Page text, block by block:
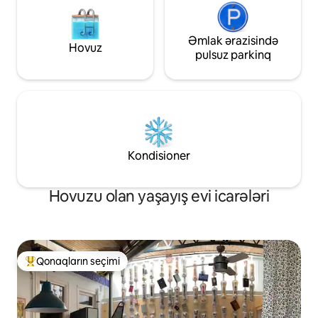
üçün xoş olardı!
Hovuz
Əmlak ərazisində
pulsuz parkinq
Kondisioner
Hovuzu olan yaşayış evi icarələri
Populyar "Qonaqların seçimi"
Qonaqların seçimi